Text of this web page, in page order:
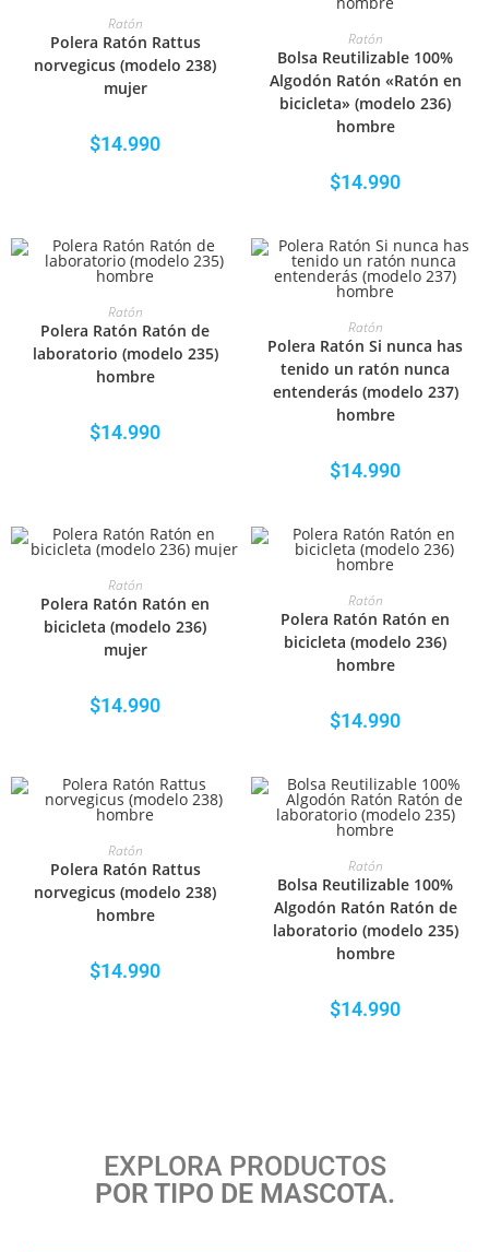
SELECCIONAR OPCIONES
Ratón
Polera Ratón Rattus
norvegicus (modelo 238)
mujer
$14.990
SELECCIONAR OPCIONES
Ratón
Bolsa Reutilizable 100%
Algodón Ratón «Ratón en
bicicleta» (modelo 236)
hombre
$14.990
SELECCIONAR OPCIONES
Ratón
Polera Ratón Ratón de
laboratorio (modelo 235)
hombre
$14.990
SELECCIONAR OPCIONES
Ratón
Polera Ratón Si nunca has
tenido un ratón nunca
entenderás (modelo 237)
hombre
$14.990
SELECCIONAR OPCIONES
Ratón
Polera Ratón Ratón en
bicicleta (modelo 236)
mujer
$14.990
SELECCIONAR OPCIONES
Ratón
Polera Ratón Ratón en
bicicleta (modelo 236)
hombre
$14.990
SELECCIONAR OPCIONES
Ratón
Polera Ratón Rattus
norvegicus (modelo 238)
hombre
$14.990
SELECCIONAR OPCIONES
Ratón
Bolsa Reutilizable 100%
Algodón Ratón Ratón de
laboratorio (modelo 235)
hombre
$14.990
EXPLORA PRODUCTOS
POR TIPO DE MASCOTA.